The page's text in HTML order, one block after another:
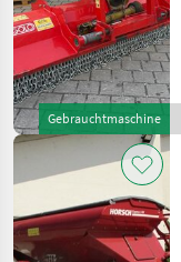
Gebrauchtmaschine